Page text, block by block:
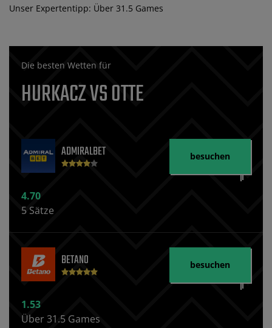
Unser Expertentipp: Über 31.5 Games
Die besten Wetten für
HURKACZ VS OTTE
ADMIRALBET
4.70
5 Sätze
besuchen
BETANO
1.53
Über 31.5 Games
besuchen